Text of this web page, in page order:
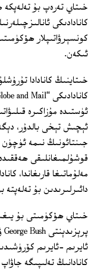
خىتاي تەرەپ بۇ
كانادادىكى
كونسېرۋاتىپلار
ئىكەن.
خىتاينىڭ كانادادا
ئۈستىدە مۇزاكىرە
ئېچىش تېخى بالدۇر،
قوشۇلمىغانلىقى
مەلۇماتىغا قارىغاندا،
دائىرلىرىدىن بۇ تەلەپتە
خىتاي ھۆكۈمىتى بۇ
ئايرىم –ئايرىم
كانادانىڭ تەلىپىگە